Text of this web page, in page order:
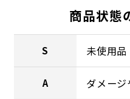
商品状態
S 未使用
A ダメー